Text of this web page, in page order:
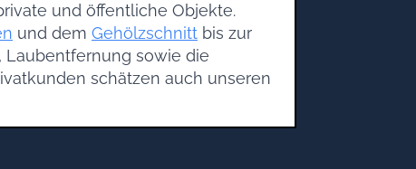
und öffentliche Objekte.
und dem Gehölzschnitt bis zur
, Laubentfernung sowie die
schätzen auch unseren